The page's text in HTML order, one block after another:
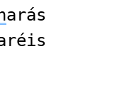
arás